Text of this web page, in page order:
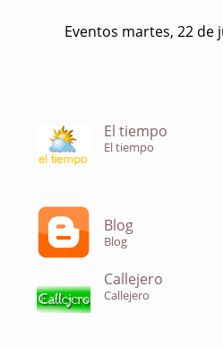
Eventos martes, 22 de
El tiempo
El tiempo
Blog
Blog
Callejero
Callejero